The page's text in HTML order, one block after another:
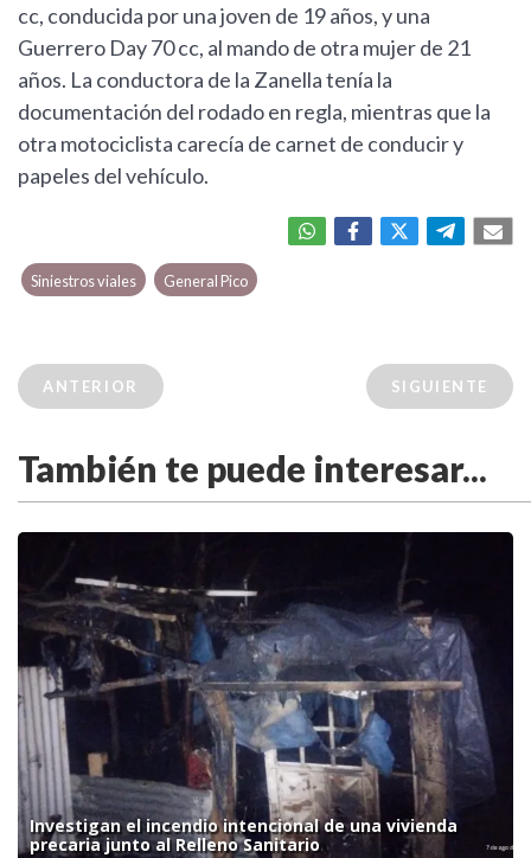
cc, conducida por una joven de 19 años, y una
Guerrero Day 70 cc, al mando de otra mujer de 21
años. La conductora de la Zanella tenía la
documentación del rodado en regla, mientras que la
otra motociclista carecía de carnet de conducir y
papeles del vehículo.
Siniestros viales General Pico
ANTERIOR SIGUIENTE
También te puede interesar...
Investigan el incendio intencional de una vivienda
precaria junto al Relleno Sanitario